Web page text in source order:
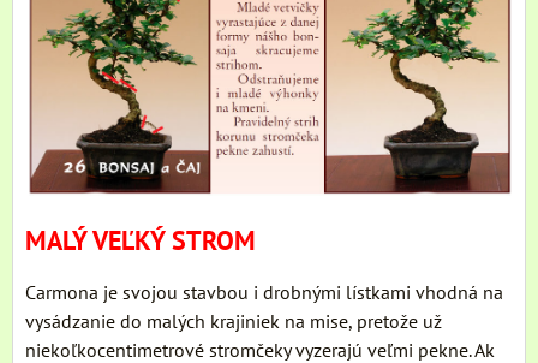
MALÝ VEĽKÝ STROM
Carmona je svojou stavbou i drobnými lístkami vhodná na
vysádzanie do malých krajiniek na mise, pretože už
niekoľkocentimetrové stromčeky vyzerajú veľmi pekne. Ak